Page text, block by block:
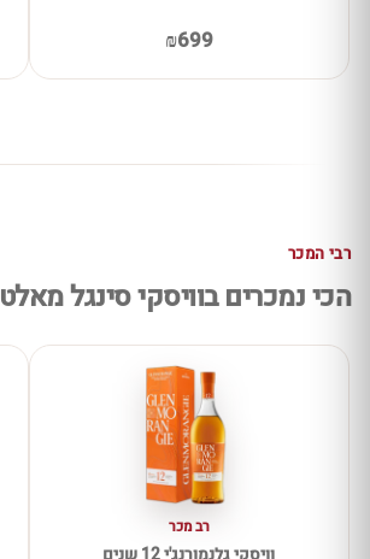
₪699
רבי המכר
הכי נמכרים בוויסקי סינגל מאלט
רב מכר